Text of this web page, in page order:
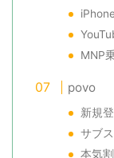
MNP
povo
新規
サブ
本気